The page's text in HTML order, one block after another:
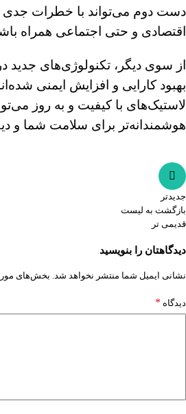
دست دوم می‌تواند با خطرات جدی
اقتصادی و حتی اجتماعی همراه
از سوی دیگر، تکنولوژی‌های جدید
بهبود کارایی و افزایش ایمنی
لاستیک‌های با کیفیت و به روز
هوشمندانه‌تر برای سلامت شما و
جدیدتر
بازگشت به لیست
قدیمی تر
دیدگاهتان را بنویسید
نشانی ایمیل شما منتشر نخواهد شد. بخش‌های
دیدگاه *